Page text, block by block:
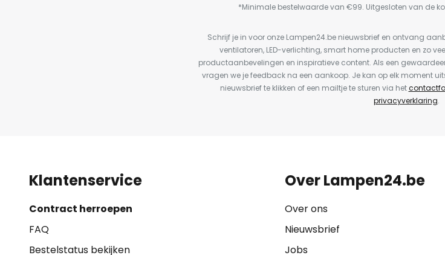
*Minimale bestelwaarde van €99. Uitgesloten van de
Schrijf je in voor onze Lampen24.be nieuwsbrief en ontvang
ventilatoren, LED-verlichting, smart home producten en zo
productaanbevelingen en inspiratieve content. Als een
vragen we je feedback na een aankoop. Je kan op elk moment
nieuwsbrief te klikken of een mailtje te sturen via het
privacyverklaring.
Klantenservice
Contract herroepen
FAQ
Bestelstatus bekijken
Over Lampen24.be
Over ons
Nieuwsbrief
Jobs